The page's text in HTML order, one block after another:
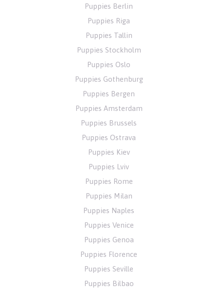
Puppies Berlin
Puppies Riga
Puppies Tallin
Puppies Stockholm
Puppies Oslo
Puppies Gothenburg
Puppies Bergen
Puppies Amsterdam
Puppies Brussels
Puppies Ostrava
Puppies Kiev
Puppies Lviv
Puppies Rome
Puppies Milan
Puppies Naples
Puppies Venice
Puppies Genoa
Puppies Florence
Puppies Seville
Puppies Bilbao